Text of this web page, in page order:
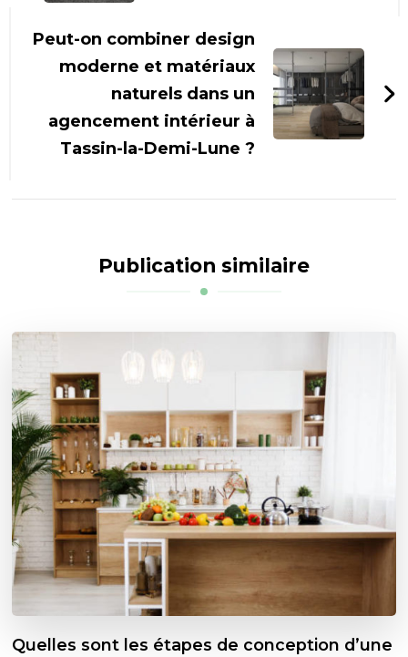
Peut-on combiner design
moderne et matériaux
naturels dans un
agencement intérieur à
Tassin-la-Demi-Lune ?
Publication similaire
Quelles sont les étapes de conception d’une